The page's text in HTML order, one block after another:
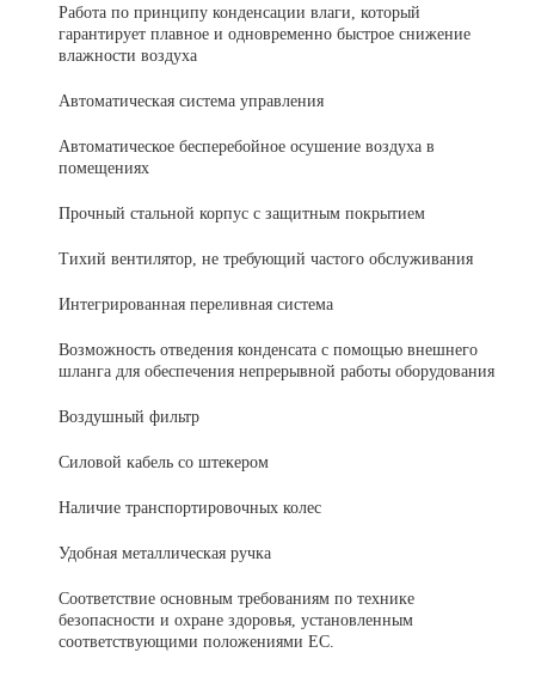
Работа по принципу конденсации влаги, который
гарантирует плавное и одновременно быстрое снижение
влажности воздуха
Автоматическая система управления
Автоматическое бесперебойное осушение воздуха в
помещениях
Прочный стальной корпус с защитным покрытием
Тихий вентилятор, не требующий частого обслуживания
Интегрированная переливная система
Возможность отведения конденсата с помощью внешнего
шланга для обеспечения непрерывной работы оборудования
Воздушный фильтр
Силовой кабель со штекером
Наличие транспортировочных колес
Удобная металлическая ручка
Соответствие основным требованиям по технике
безопасности и охране здоровья, установленным
соответствующими положениями ЕС.